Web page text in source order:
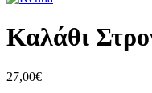
Καλάθι
27,00€